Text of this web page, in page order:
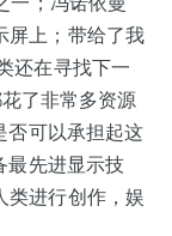
屏上；带给了我
还在寻找下一
了非常多资源
否可以承担起这
最先进显示技
类进行创作，娱